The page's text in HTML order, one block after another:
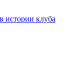
истории клуба